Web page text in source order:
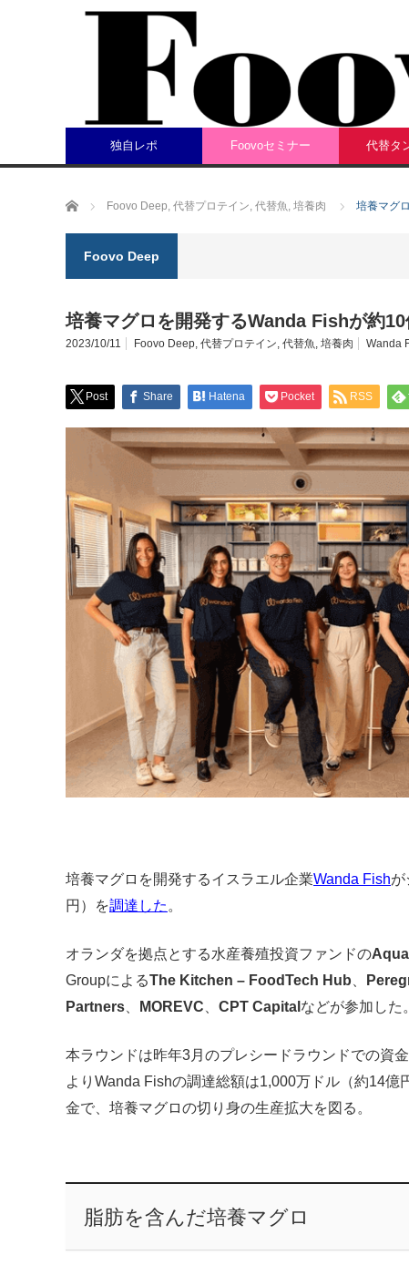
独自レポ Foovoセミナー 代替タ
ホーム Foovo Deep, 代替プロテイン, 代替魚, 培養肉 培養マグ
Foovo Deep
培養マグロを開発するWanda Fishが約
2023/10/11 Foovo Deep, 代替プロテイン, 代替魚, 培養肉 Wanda
Post Share Hatena Pocket RSS
培養マグロを開発するイスラエル企業Wanda Fishが
円）を調達した 。
オランダを拠点とする水産養殖投資ファンドの
GroupによるThe Kitchen – FoodTech Hub
Partners
MOREVC CPT Capital などが参加した。
本ラウンドは昨年3月のプレシードラウンドでの資
よりWanda Fishの調達総額は1,000万ドル（約14億
金で、培養マグロの切り身の生産拡大を図る。
脂肪を含んだ培養マグロ